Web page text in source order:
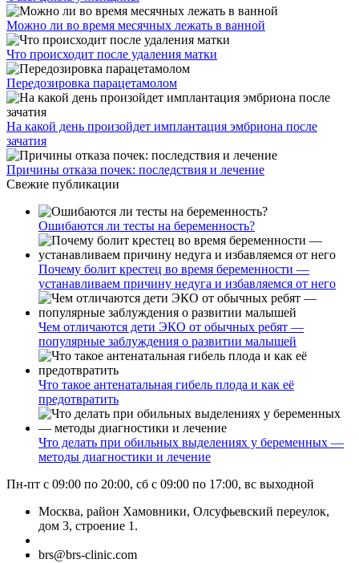
Можно ли во время месячных лежать в ванной
Что происходит после удаления матки
Передозировка парацетамолом
На какой день произойдет имплантация эмбриона после
зачатия
Причины отказа почек: последствия и лечение
Свежие публикации
Ошибаются ли тесты на беременность?
Почему болит крестец во время беременности —
устанавливаем причину недуга и избавляемся от него
Чем отличаются дети ЭКО от обычных ребят —
популярные заблуждения о развитии малышей
Что такое антенатальная гибель плода и как её
предотвратить
Что делать при обильных выделениях у беременных —
методы диагностики и лечение
Пн-пт с 09:00 по 20:00, сб с 09:00 по 17:00, вс выходной
Москва, район Хамовники, Олсуфьевский переулок,
дом 3, строение 1.
brs@brs-clinic.com